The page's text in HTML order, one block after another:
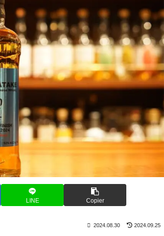
LINE Copier
2024.08.30 2024.09.25